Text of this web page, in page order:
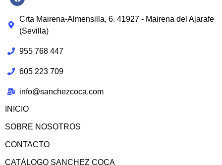
Crta Mairena-Almensilla, 6. 41927 - Mairena del Ajarafe
(Sevilla)
955 768 447
605 223 709
info@sanchezcoca.com
INICIO
SOBRE NOSOTROS
CONTACTO
CATÁLOGO SANCHEZ COCA